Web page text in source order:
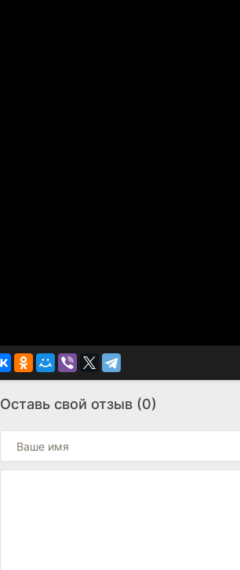
Оставь свой отзыв (0)